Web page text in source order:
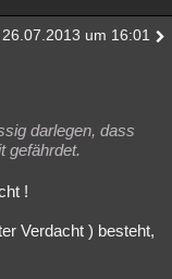
26.07.2013 um 16:01
darlegen, dass
gefährdet.
!
Verdacht ) besteht,